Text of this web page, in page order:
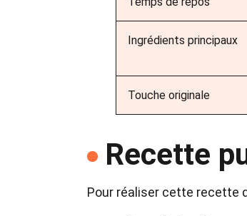
Ingrédients principaux
Touche originale
Recette
Pour réaliser cette recette